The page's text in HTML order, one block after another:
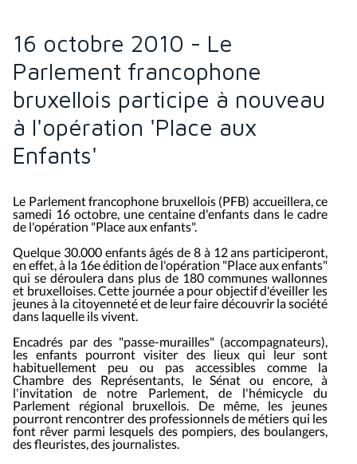
16 octobre 2010 - Le
Parlement francophone
bruxellois participe à nouveau
à l'opération 'Place aux
Enfants'
Le Parlement francophone bruxellois(PFB) accueillera, ce
samedi 16 octobre, une centaine d'enfants dans le cadre
de l'opération "Place aux enfants".
Quelque 30.000 enfants âgés de 8 à 12 ans participeront,
en effet, à la 16e édition de l'opération "Place aux enfants"
qui se déroulera dans plus de 180 communes wallonnes
et bruxelloises. Cette journée a pour objectif d'éveiller les
jeunes à la citoyenneté et de leur faire découvrir la société
dans laquelle ils vivent.
Encadrés par des "passe-murailles" (accompagnateurs),
les enfants pourront visiter des lieux qui leur sont
habituellement peu ou pas accessibles comme la
Chambre des Représentants, le Sénat ou encore, à
l'invitation de notre Parlement, de l'hémicycle du
Parlement régional bruxellois. De même, les jeunes
pourront rencontrer des professionnels de métiers qui les
font rêver parmi lesquels des pompiers, des boulangers,
des fleuristes, des journalistes.